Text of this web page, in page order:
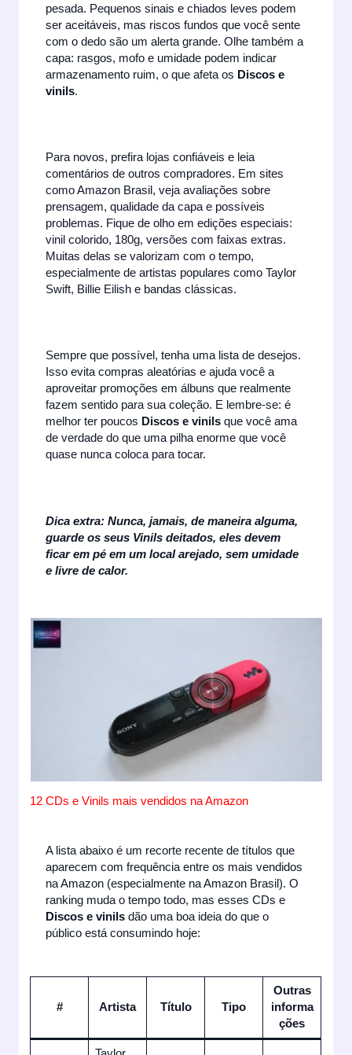
pesada. Pequenos sinais e chiados leves podem
ser aceitáveis, mas riscos fundos que você sente
com o dedo são um alerta grande. Olhe também a
capa: rasgos, mofo e umidade podem indicar
armazenamento ruim, o que afeta os Discos e
vinils.
Para novos, prefira lojas confiáveis e leia
comentários de outros compradores. Em sites
como Amazon Brasil, veja avaliações sobre
prensagem, qualidade da capa e possíveis
problemas. Fique de olho em edições especiais:
vinil colorido, 180g, versões com faixas extras.
Muitas delas se valorizam com o tempo,
especialmente de artistas populares como Taylor
Swift, Billie Eilish e bandas clássicas.
Sempre que possível, tenha uma lista de desejos.
Isso evita compras aleatórias e ajuda você a
aproveitar promoções em álbuns que realmente
fazem sentido para sua coleção. E lembre-se: é
melhor ter poucos Discos e vinils que você ama
de verdade do que uma pilha enorme que você
quase nunca coloca para tocar.
Dica extra: Nunca, jamais, de maneira alguma,
guarde os seus Vinils deitados, eles devem
ficar em pé em um local arejado, sem umidade
e livre de calor.
12 CDs e Vinils mais vendidos na Amazon
A lista abaixo é um recorte recente de títulos que
aparecem com frequência entre os mais vendidos
na Amazon (especialmente na Amazon Brasil). O
ranking muda o tempo todo, mas esses CDs e
Discos e vinils dão uma boa ideia do que o
público está consumindo hoje:
# Artista Título Tipo
Outras
informa
ções